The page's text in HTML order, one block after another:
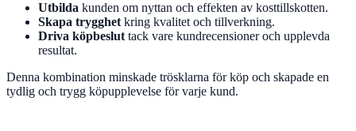
Utbilda kunden om nyttan och effekten av kosttillskotten.
Skapa trygghetkring kvalitet och tillverkning.
Driva köpbesluttack vare kundrecensioner och upplevda
resultat.
Denna kombination minskade trösklarna för köp och skapade en
tydlig och trygg köpupplevelse för varje kund.